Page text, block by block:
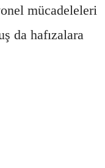
mücadeleleri
da hafızalara